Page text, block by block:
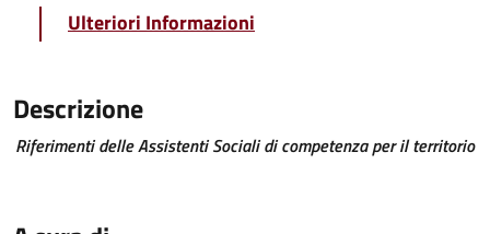
Ulteriori Informazioni
Descrizione
Riferimenti delle Assistenti Sociali di competenza per il territorio